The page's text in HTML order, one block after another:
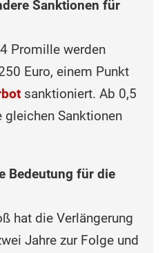
Sanktionen für
Promille werden
Euro, einem Punkt
sanktioniert. Ab 0,5
Sanktionen
Bedeutung für die
hat die Verlängerung
Jahre zur Folge und